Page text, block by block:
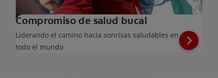
Compromiso de salud bucal
Liderando el camino hacia sonrisas saludables en
todo el mundo